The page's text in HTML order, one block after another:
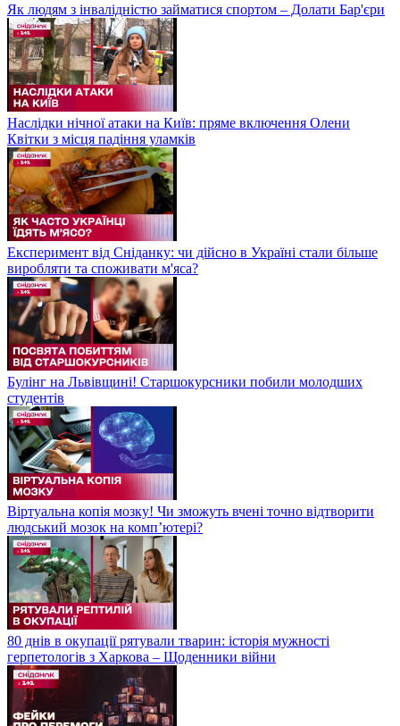
Як людям з інвалідністю займатися спортом – Долати Бар'єри
Наслідки нічної атаки на Київ: пряме включення Олени
Квітки з місця падіння уламків
Експеримент від Сніданку: чи дійсно в Україні стали більше
виробляти та споживати м'яса?
Булінг на Львівщині! Старшокурсники побили молодших
студентів
Віртуальна копія мозку! Чи зможуть вчені точно відтворити
людський мозок на компʼютері?
80 днів в окупації рятували тварин: історія мужності
герпетологів з Харкова – Щоденники війни